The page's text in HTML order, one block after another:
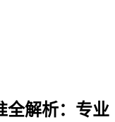
全解析：专业